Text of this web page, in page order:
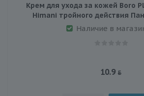
Крем для ухода за кожей Boro
Himani тройного действия
Наличие в
10.9